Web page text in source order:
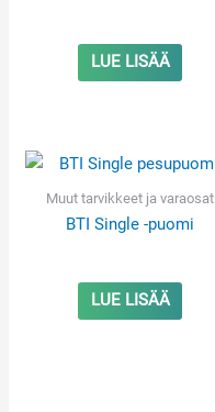
LUE LISÄÄ
Muut tarvikkeet ja varaosat
BTI Single -puomi
LUE LISÄÄ